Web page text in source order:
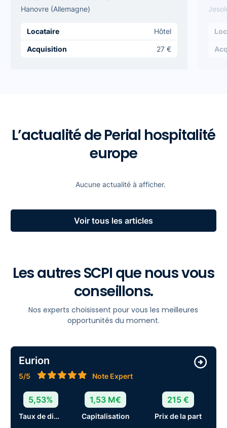
Hanovre (Allemagne)
Locataire Hôtel
Acquisition 27 €
L’actualité de Perial hospitalité
europe
Aucune actualité à afficher.
Voir tous les articles
Les autres SCPI que nous vous
conseillons.
Nos experts choisissent pour vous les meilleures
opportunités du moment.
Eurion
5/5 Note Expert
5,53%
Taux de distribution
1,53 M€
Capitalisation
215 €
Prix de la part